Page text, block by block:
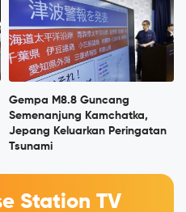
Gempa M8.8 Guncang
Semenanjung Kamchatka,
Jepang Keluarkan Peringatan
Tsunami
Station TV